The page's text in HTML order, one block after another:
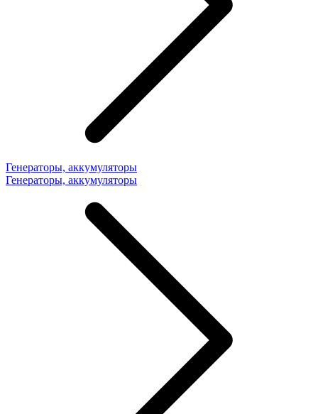
Генераторы, аккумуляторы
Генераторы, аккумуляторы